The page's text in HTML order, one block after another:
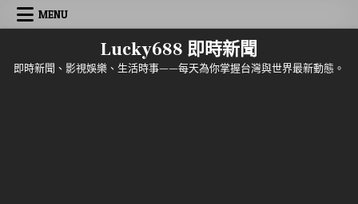
Skip to content
MENU
Lucky688 即時新聞
即時新聞、影視娛樂、生活時事——每天為你掌握台灣與世界最新動態。